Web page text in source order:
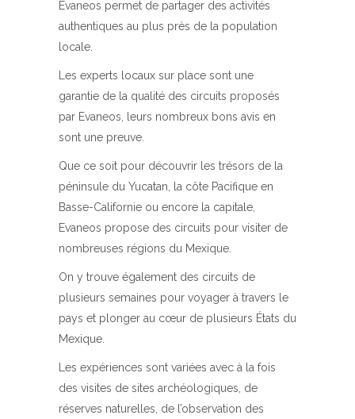
Evaneos permet de partager des activités
authentiques au plus près de la population
locale.
Les experts locaux sur place sont une
garantie de la qualité des circuits proposés
par Evaneos, leurs nombreux bons avis en
sont une preuve.
Que ce soit pour découvrir les trésors de la
péninsule du Yucatan, la côte Pacifique en
Basse-Californie ou encore la capitale,
Evaneos propose des circuits pour visiter de
nombreuses régions du Mexique.
On y trouve également des circuits de
plusieurs semaines pour voyager à travers le
pays et plonger au cœur de plusieurs États du
Mexique.
Les expériences sont variées avec à la fois
des visites de sites archéologiques, de
réserves naturelles, de l’observation des